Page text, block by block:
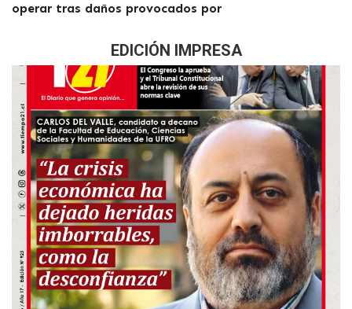
operar tras daños provocados por
EDICIÓN IMPRESA